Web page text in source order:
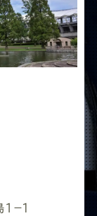
1−１